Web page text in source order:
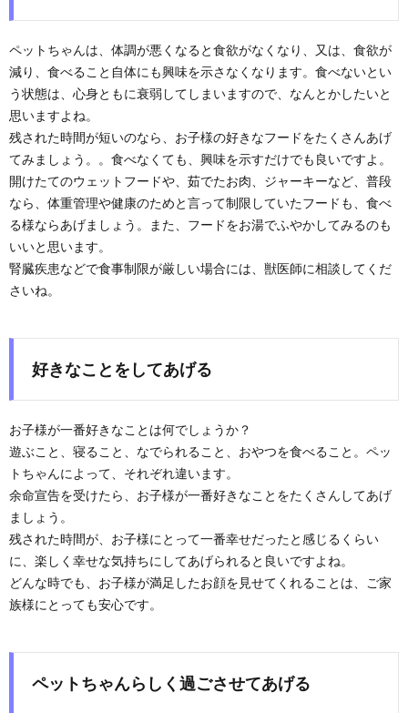
ペットちゃんは、体調が悪くなると食欲がなくなり、又は、食欲が
減り、食べること自体にも興味を示さなくなります。食べないとい
う状態は、心身ともに衰弱してしまいますので、なんとかしたいと
思いますよね。
残された時間が短いのなら、お子様の好きなフードをたくさんあげ
てみましょう。。食べなくても、興味を示すだけでも良いですよ。
開けたてのウェットフードや、茹でたお肉、ジャーキーなど、普段
なら、体重管理や健康のためと言って制限していたフードも、食べ
る様ならあげましょう。また、フードをお湯でふやかしてみるのも
いいと思います。
腎臓疾患などで食事制限が厳しい場合には、獣医師に相談してくだ
さいね。
好きなことをしてあげる
お子様が一番好きなことは何でしょうか？
遊ぶこと、寝ること、なでられること、おやつを食べること。ペッ
トちゃんによって、それぞれ違います。
余命宣告を受けたら、お子様が一番好きなことをたくさんしてあげ
ましょう。
残された時間が、お子様にとって一番幸せだったと感じるくらい
に、楽しく幸せな気持ちにしてあげられると良いですよね。
どんな時でも、お子様が満足したお顔を見せてくれることは、ご家
族様にとっても安心です。
ペットちゃんらしく過ごさせてあげる